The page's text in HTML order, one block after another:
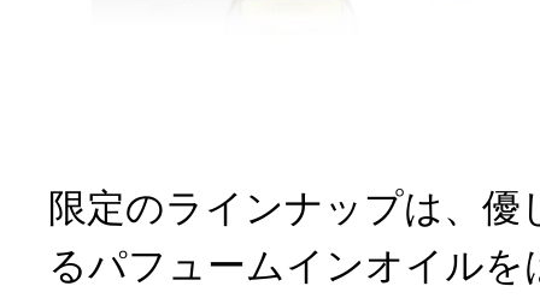
限定のラインナップは、優
るパフュームインオイルを